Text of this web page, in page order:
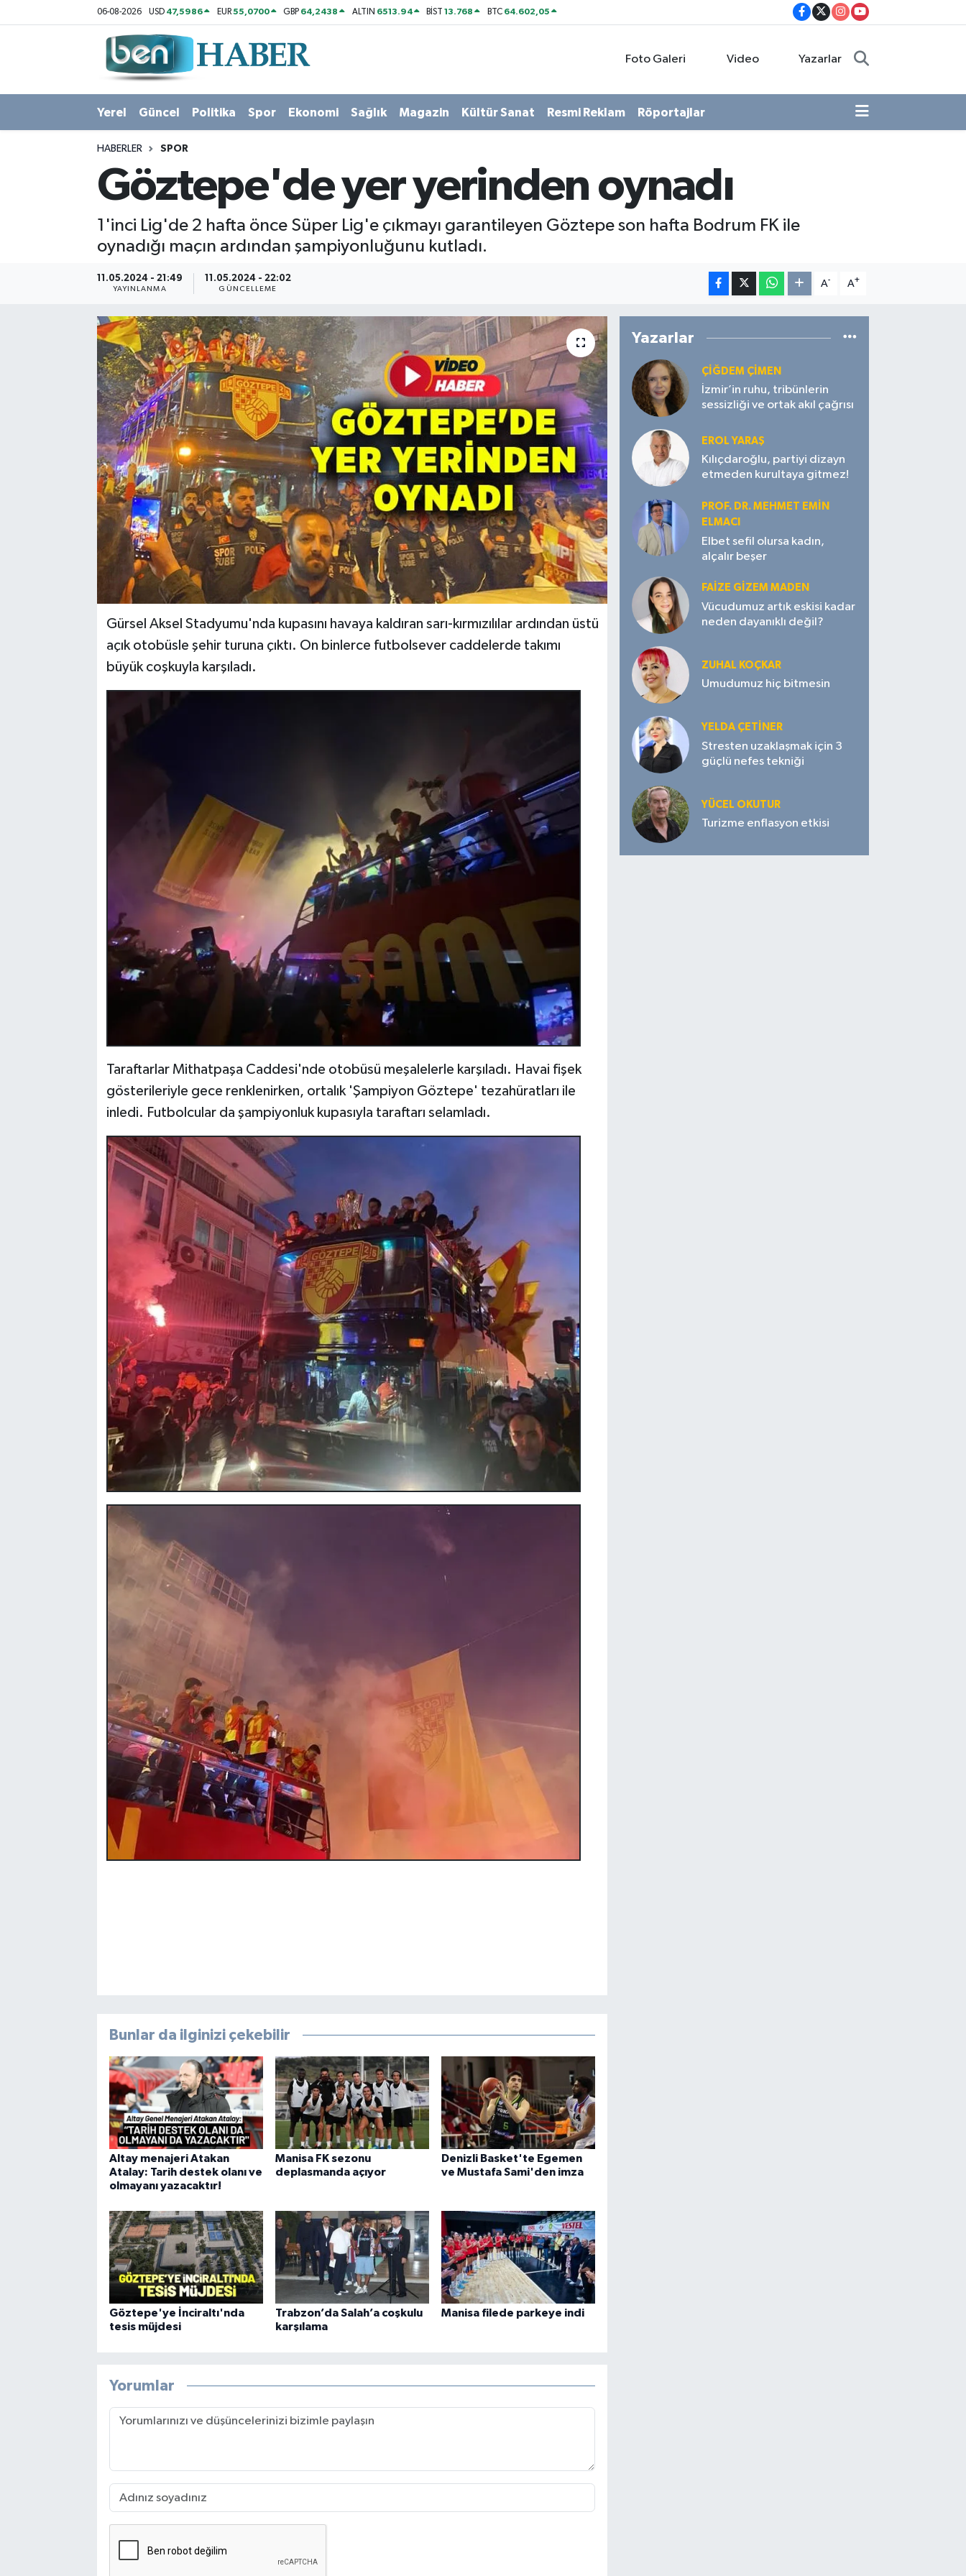
06-08-2026 USD 47,5986 EUR55,0700 GBP 64,2438 ALTIN 6513.94 BİST13.768 BTC 64.602,05
Foto Galeri Video Yazarlar
Yerel Güncel Politika Spor Ekonomi Sağlık Magazin Kültür Sanat Resmi Reklam Röportajlar
HABERLER SPOR
Göztepe'de yer yerinden oynadı
1'inci Lig'de 2 hafta önce Süper Lig'e çıkmayı garantileyen Göztepe son hafta Bodrum FK ile
oynadığı maçın ardından şampiyonluğunu kutladı.
11.05.2024 - 21:49
YAYINLANMA
11.05.2024 - 22:02
GÜNCELLEME
A- A+
Gürsel Aksel Stadyumu'nda kupasını havaya kaldıran sarı-kırmızılılar ardından üstü
açık otobüsle şehir turuna çıktı. On binlerce futbolsever caddelerde takımı
büyük coşkuyla karşıladı.
Taraftarlar Mithatpaşa Caddesi'nde otobüsü meşalelerle karşıladı. Havai fişek
gösterileriyle gece renklenirken, ortalık 'Şampiyon Göztepe' tezahüratları ile
inledi. Futbolcular da şampiyonluk kupasıyla taraftarı selamladı.
Bunlar da ilginizi çekebilir
Altay menajeri Atakan
Atalay: Tarih destek olanı ve
olmayanı yazacaktır!
Manisa FK sezonu
deplasmanda açıyor
Denizli Basket'te Egemen
ve Mustafa Sami'den imza
Göztepe'ye İnciraltı'nda
tesis müjdesi
Trabzon’da Salah’a coşkulu
karşılama
Manisa filede parkeye indi
Yorumlar
Yazarlar
ÇIĞDEM ÇIMEN
İzmir’in ruhu, tribünlerin
sessizliği ve ortak akıl çağrısı
EROL YARAŞ
Kılıçdaroğlu, partiyi dizayn
etmeden kurultaya gitmez!
PROF. DR. MEHMET EMIN
ELMACI
Elbet sefil olursa kadın,
alçalır beşer
FAIZE GIZEM MADEN
Vücudumuz artık eskisi kadar
neden dayanıklı değil?
ZUHAL KOÇKAR
Umudumuz hiç bitmesin
YELDA ÇETİNER
Stresten uzaklaşmak için 3
güçlü nefes tekniği
YÜCEL OKUTUR
Turizme enflasyon etkisi
Politika
Resmi Reklam
Röportajlar
Hava Durumu
Süper Lig Puan Durumu ve Fikstür
Son Dakika Haberleri